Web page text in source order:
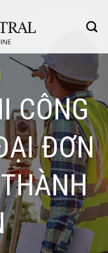
CÔNG
ĐƠN